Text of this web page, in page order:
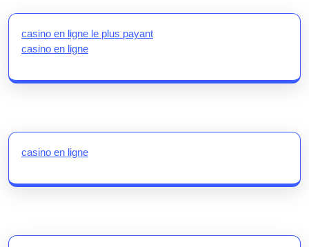
casino en ligne le plus payant
casino en ligne
casino en ligne